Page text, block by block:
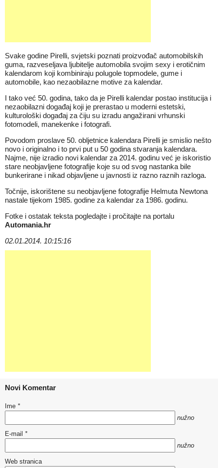
Svake godine Pirelli, svjetski poznati proizvođač automobilskih
guma, razveseljava ljubitelje automobila svojim sexy i erotičnim
kalendarom koji kombiniraju polugole topmodele, gume i
automobile, kao nezaobilazne motive za kalendar.
I tako već 50. godina, tako da je Pirelli kalendar postao institucija i
nezaobilazni događaj koji je prerastao u moderni estetski,
kulturološki događaj za čiju su izradu angažirani vrhunski
fotomodeli, manekenke i fotografi.
Povodom proslave 50. obljetnice kalendara Pirelli je smislio nešto
novo i originalno i to prvi put u 50 godina stvaranja kalendara.
Najme, nije izradio novi kalendar za 2014. godinu već je iskoristio
stare neobjavljene fotografije koje su od svog nastanka bile
bunkerirane i nikad objavljene u javnosti iz razno raznih razloga.
Točnije, iskorištene su neobjavljene fotografije Helmuta Newtona
nastale tijekom 1985. godine za kalendar za 1986. godinu.
Fotke i ostatak teksta pogledajte i pročitajte na portalu
Automania.hr
02.01.2014. 10:15:16
Novi Komentar
Ime *
nužno
E-mail *
nužno
Web stranica